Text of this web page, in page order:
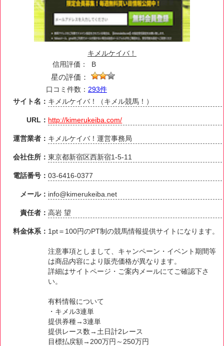
キメルケイバ！
信用評価：
B
星の評価：
口コミ件数： 293件
サイト名： キメルケイバ！（キメル競馬！）
URL： http://kimerukeiba.com/
運営業者： キメルケイバ！運営事務局
会社住所：東京都新宿区西新宿1-5-11
電話番号：03-6416-0377
メール： info@kimerukeiba.net
責任者：高岩 望
料金体系： 1pt＝100円のPT制の競馬情報提供サイトになります。
注意事項としまして、キャンペーン・イベント期間等
は商品内容により販売価格が異なります。
詳細はサイトページ・ご案内メールにてご確認下さ
い。
有料情報について
・キメル3連単
提供券種→3連単
提供レース数→土日計2レース
目標払戻額→200万円～250万円